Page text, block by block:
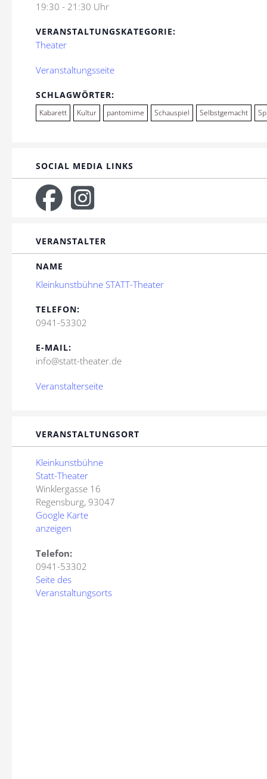
19:30 - 21:30 Uhr
VERANSTALTUNGSKATEGORIE:
Theater
Veranstaltungsseite
SCHLAGWÖRTER:
Kabarett Kultur pantomime Schauspiel Selbstgemacht
SOCIAL MEDIA LINKS
VERANSTALTER
NAME
Kleinkunstbühne STATT-Theater
TELEFON:
0941-53302
E-MAIL:
info@statt-theater.de
Veranstalterseite
VERANSTALTUNGSORT
Kleinkunstbühne
Statt-Theater
Winklergasse 16
Regensburg, 93047
Google Karte
anzeigen
Telefon:
0941-53302
Seite des
Veranstaltungsorts